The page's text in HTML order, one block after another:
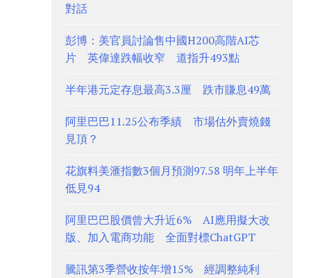
對話
彭博：美官員討論售中國H200高階AI芯
片 英偉達跌幅收窄 道指升493點
半年港元定存息最高3.3厘 跌市賺息49萬
阿里巴巴11.25公布季績 市場估外賣燒錢
見頂？
花旗料美滙指數3個月預測97.58 明年上半年
低見94
阿里巴巴股價曾大升近6% AI應用擬大改
版、加入電商功能 全面對標ChatGPT
騰訊第3季營收按年增15% 經調整純利